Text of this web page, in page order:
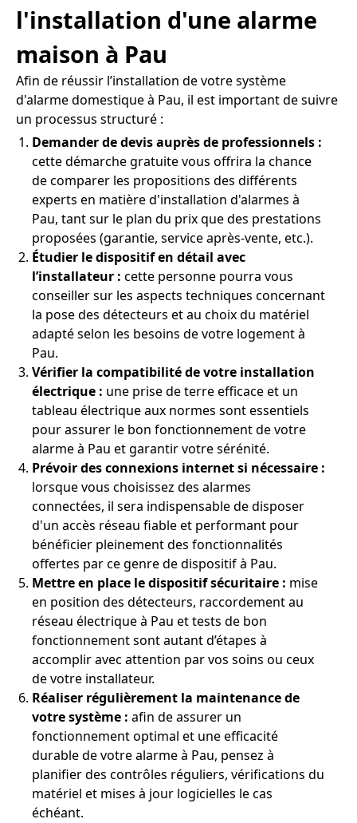
l'installation d'une alarme
maison à Pau
Afin de réussir l’installation de votre système
d'alarme domestique à Pau, il est important de suivre
un processus structuré :
Demander de devis auprès de professionnels :
cette démarche gratuite vous offrira la chance
de comparer les propositions des différents
experts en matière d'installation d'alarmes à
Pau, tant sur le plan du prix que des prestations
proposées (garantie, service après-vente, etc.).
Étudier le dispositif en détail avec
l’installateur : cette personne pourra vous
conseiller sur les aspects techniques concernant
la pose des détecteurs et au choix du matériel
adapté selon les besoins de votre logement à
Pau.
Vérifier la compatibilité de votre installation
électrique : une prise de terre efficace et un
tableau électrique aux normes sont essentiels
pour assurer le bon fonctionnement de votre
alarme à Pau et garantir votre sérénité.
Prévoir des connexions internet si nécessaire :
lorsque vous choisissez des alarmes
connectées, il sera indispensable de disposer
d'un accès réseau fiable et performant pour
bénéficier pleinement des fonctionnalités
offertes par ce genre de dispositif à Pau.
Mettre en place le dispositif sécuritaire : mise
en position des détecteurs, raccordement au
réseau électrique à Pau et tests de bon
fonctionnement sont autant d’étapes à
accomplir avec attention par vos soins ou ceux
de votre installateur.
Réaliser régulièrement la maintenance de
votre système : afin de assurer un
fonctionnement optimal et une efficacité
durable de votre alarme à Pau, pensez à
planifier des contrôles réguliers, vérifications du
matériel et mises à jour logicielles le cas
échéant.